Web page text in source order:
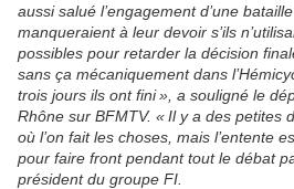
aussi salué l’engagement d’une
manqueraient à leur devoir s’ils
possibles pour retarder la décision
sans ça mécaniquement dans
trois jours ils ont fini », a souligné le
Rhône sur BFMTV. « Il y a des petites
où l’on fait les choses, mais l’entente
pour faire front pendant tout le débat
président du groupe FI.